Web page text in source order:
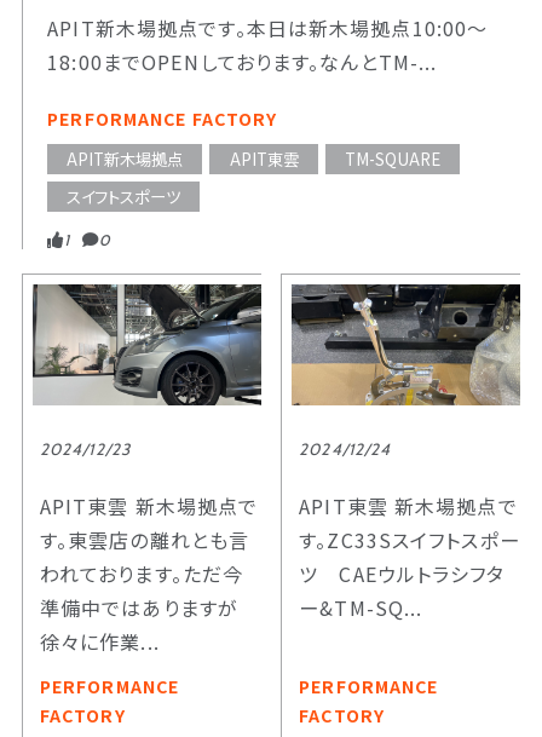
APIT新木場拠点です。本日は新木場拠点10:00～
18:00までOPENしております。なんとTM-...
PERFORMANCE FACTORY
APIT新木場拠点
APIT東雲
TM-SQUARE
スイフトスポーツ
1 0
2024/12/23
APIT東雲 新木場拠点で
す。東雲店の離れとも言
われております。ただ今
準備中ではありますが
徐々に作業...
PERFORMANCE
FACTORY
2024/12/24
APIT東雲 新木場拠点で
す。ZC33Sスイフトスポー
ツ CAEウルトラシフタ
ー&TM-SQ...
PERFORMANCE
FACTORY